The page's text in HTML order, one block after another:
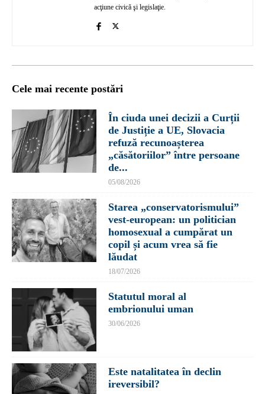
acţiune civică şi legislaţie.
Cele mai recente postări
În ciuda unei decizii a Curții
de Justiție a UE, Slovacia
refuză recunoașterea
„căsătoriilor” între persoane
de...
05/08/2026
Starea „conservatorismului”
vest-european: un politician
homosexual a cumpărat un
copil și acum vrea să fie
lăudat
18/07/2026
Statutul moral al
embrionului uman
30/06/2026
Este natalitatea în declin
ireversibil?